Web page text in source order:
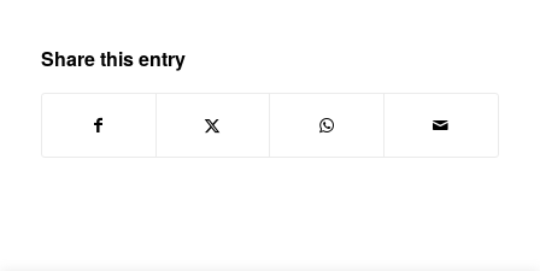
Share this entry